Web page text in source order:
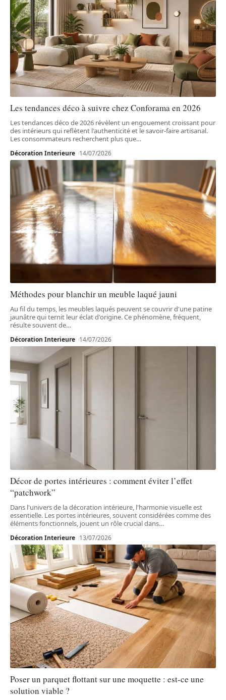
Les tendances déco à suivre chez Conforama en 2026
Les tendances déco de 2026 révèlent un engouement croissant pour
des intérieurs qui reflètent l'authenticité et le savoir-faire artisanal.
Les consommateurs recherchent plus que…
Décoration Interieure 14/07/2026
Méthodes pour blanchir un meuble laqué jauni
Au fil du temps, les meubles laqués peuvent se couvrir d'une patine
jaunâtre qui ternit leur éclat d'origine. Ce phénomène, fréquent,
résulte souvent de…
Décoration Interieure 14/07/2026
Décor de portes intérieures : comment éviter l’effet
“patchwork”
Dans l'univers de la décoration intérieure, l'harmonie visuelle est
essentielle. Les portes intérieures, souvent considérées comme des
éléments fonctionnels, jouent un rôle crucial dans…
Décoration Interieure 13/07/2026
Poser un parquet flottant sur une moquette : est-ce une
solution viable ?